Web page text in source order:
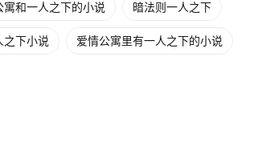
寓和一人之下的小说 暗法则一人之下
之下小说 爱情公寓里有一人之下的小说